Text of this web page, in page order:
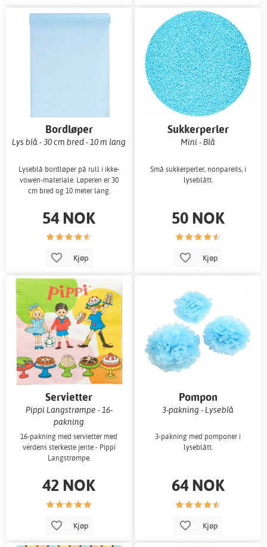
Bordløper
Lys blå - 30 cm bred - 10 m lang
Lyseblå bordløper på rull i ikke-
vowen-materiale. Løperen er 30
cm bred og 10 meter lang.
54 NOK
Kjøp
Sukkerperler
Mini - Blå
Små sukkerperler, nonpareils, i
lyseblått.
50 NOK
Kjøp
Servietter
Pippi Langstrømpe - 16-
pakning
16-pakning med servietter med
verdens sterkeste jente - Pippi
Langstrømpe.
42 NOK
Kjøp
Pompon
3-pakning - Lyseblå
3-pakning med pomponer i
lyseblått.
64 NOK
Kjøp